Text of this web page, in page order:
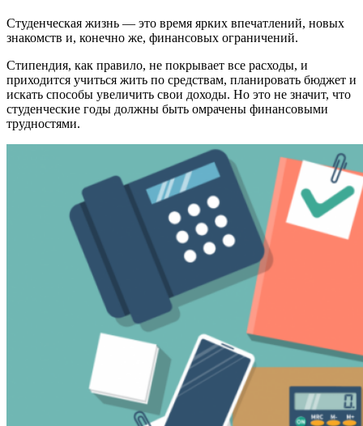
Студенческая жизнь — это время ярких впечатлений, новых
знакомств и, конечно же, финансовых ограничений.
Стипендия, как правило, не покрывает все расходы, и
приходится учиться жить по средствам, планировать бюджет и
искать способы увеличить свои доходы. Но это не значит, что
студенческие годы должны быть омрачены финансовыми
трудностями.